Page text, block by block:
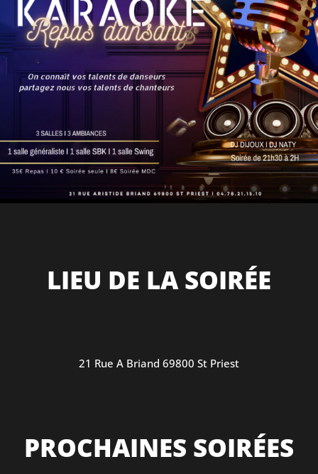
LIEU DE LA SOIRÉE
21 Rue A Briand 69800 St Priest
PROCHAINES SOIRÉES